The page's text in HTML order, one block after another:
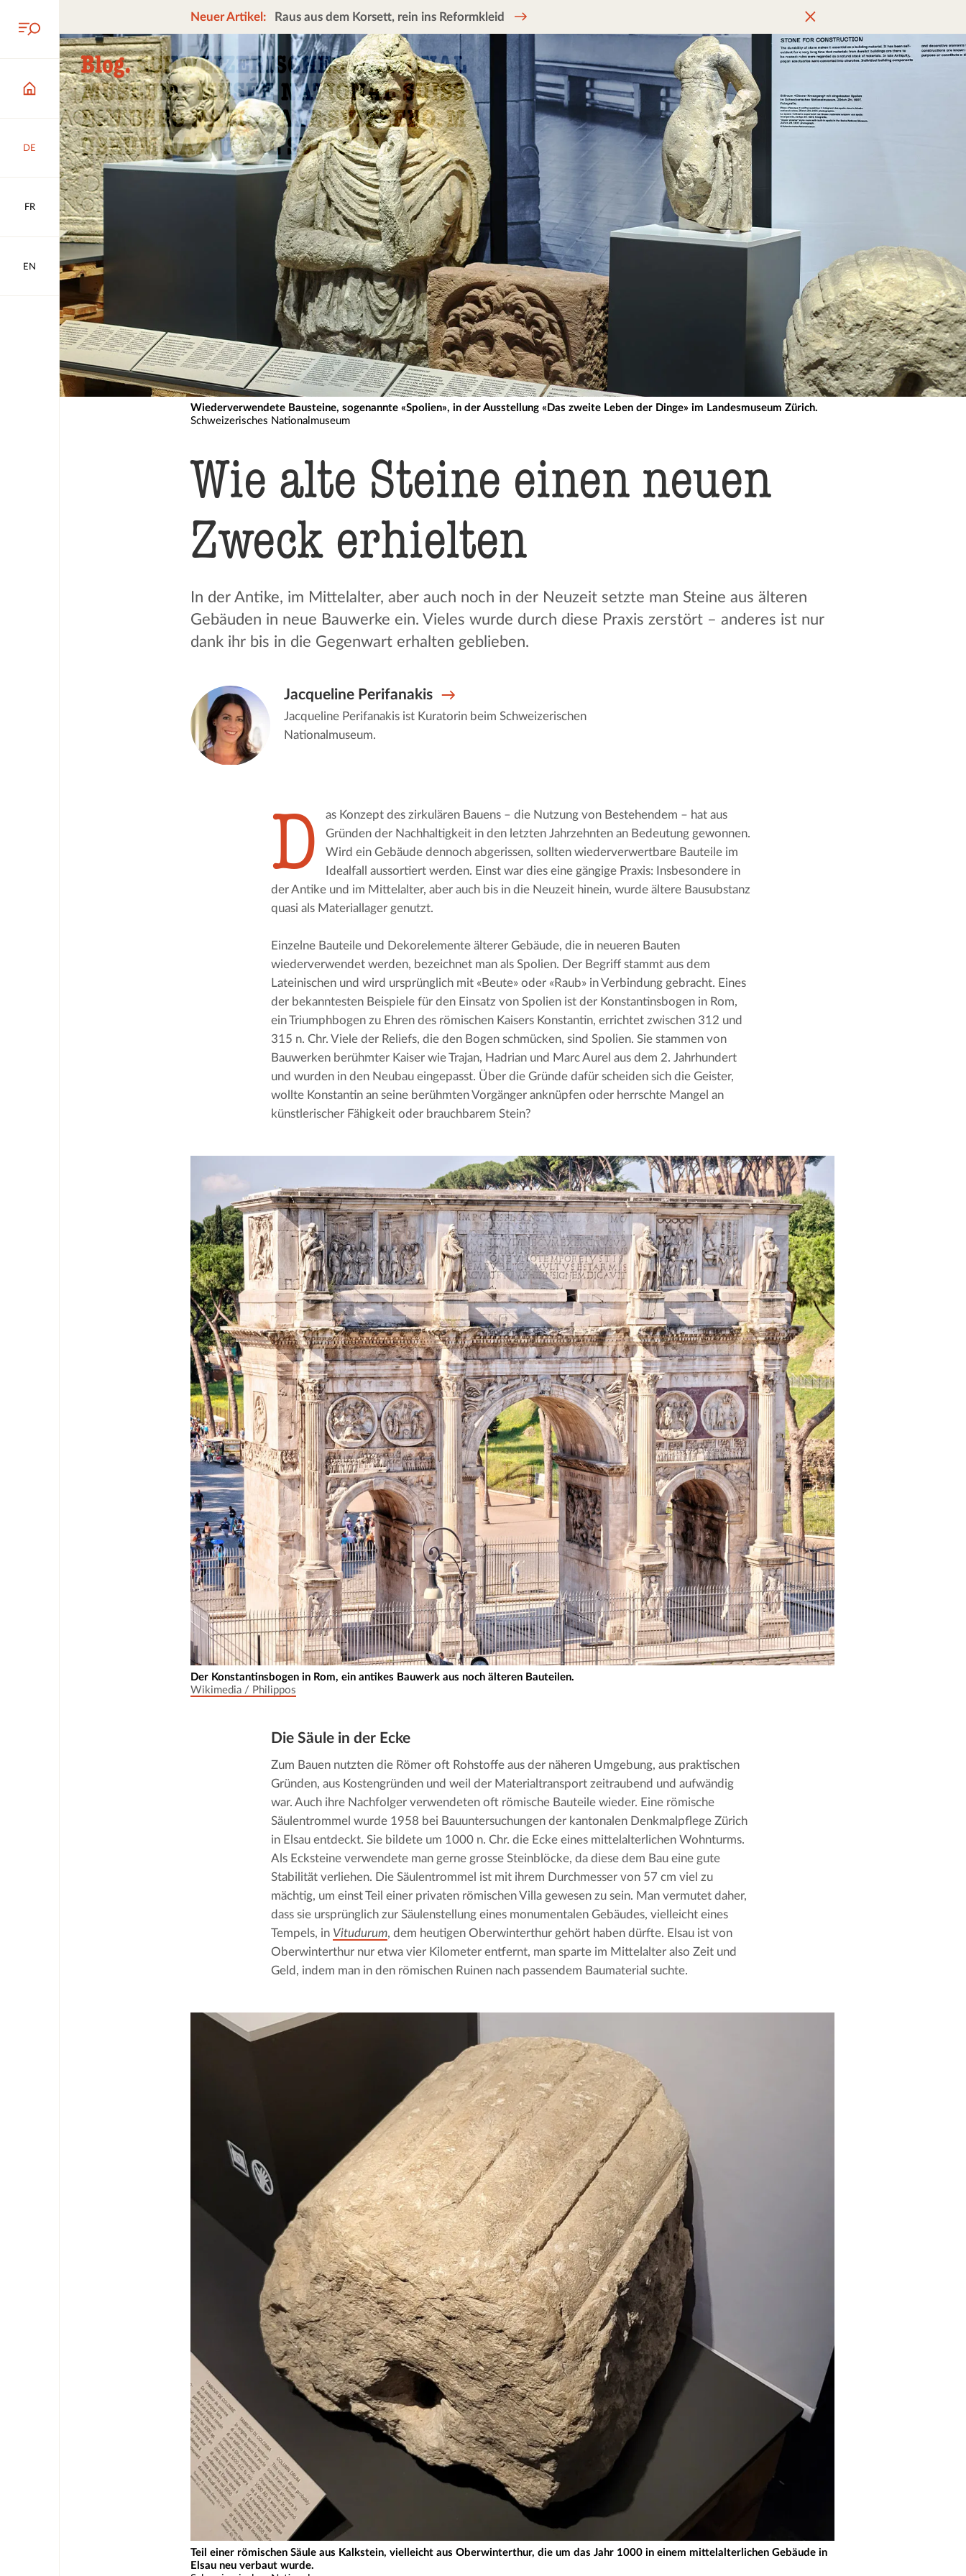
DE
FR
EN
Neuer Artikel: Raus aus dem Korsett, rein ins Reformkleid
Wiederverwendete Bausteine, sogenannte «Spolien», in der Ausstellung «Das zweite Leben der Dinge» im Landesmuseum Zürich.
Schweizerisches Nationalmuseum
Wie alte Steine einen neuen
Zweck erhielten
In der Antike, im Mittelalter, aber auch noch in der Neuzeit setzte man Steine aus älteren
Gebäuden in neue Bauwerke ein. Vieles wurde durch diese Praxis zerstört – anderes ist nur
dank ihr bis in die Gegenwart erhalten geblieben.
Jacqueline Perifanakis
Jacqueline Perifanakis ist Kuratorin beim Schweizerischen
Nationalmuseum.
D
as Konzept des zirkulären Bauens – die Nutzung von Bestehendem – hat aus
Gründen der Nachhaltigkeit in den letzten Jahrzehnten an Bedeutung gewonnen.
Wird ein Gebäude dennoch abgerissen, sollten wiederverwertbare Bauteile im
Idealfall aussortiert werden. Einst war dies eine gängige Praxis: Insbesondere in
der Antike und im Mittelalter, aber auch bis in die Neuzeit hinein, wurde ältere Bausubstanz
quasi als Materiallager genutzt.
Einzelne Bauteile und Dekorelemente älterer Gebäude, die in neueren Bauten
wiederverwendet werden, bezeichnet man als Spolien. Der Begriff stammt aus dem
Lateinischen und wird ursprünglich mit «Beute» oder «Raub» in Verbindung gebracht. Eines
der bekanntesten Beispiele für den Einsatz von Spolien ist der Konstantinsbogen in Rom,
ein Triumphbogen zu Ehren des römischen Kaisers Konstantin, errichtet zwischen 312 und
315 n. Chr. Viele der Reliefs, die den Bogen schmücken, sind Spolien. Sie stammen von
Bauwerken berühmter Kaiser wie Trajan, Hadrian und Marc Aurel aus dem 2. Jahrhundert
und wurden in den Neubau eingepasst. Über die Gründe dafür scheiden sich die Geister,
wollte Konstantin an seine berühmten Vorgänger anknüpfen oder herrschte Mangel an
künstlerischer Fähigkeit oder brauchbarem Stein?
Der Konstantinsbogen in Rom, ein antikes Bauwerk aus noch älteren Bauteilen.
Wikimedia / Philippos
Die Säule in der Ecke
Zum Bauen nutzten die Römer oft Rohstoffe aus der näheren Umgebung, aus praktischen
Gründen, aus Kostengründen und weil der Materialtransport zeitraubend und aufwändig
war. Auch ihre Nachfolger verwendeten oft römische Bauteile wieder. Eine römische
Säulentrommel wurde 1958 bei Bauuntersuchungen der kantonalen Denkmalpflege Zürich
in Elsau entdeckt. Sie bildete um 1000 n. Chr. die Ecke eines mittelalterlichen Wohnturms.
Als Ecksteine verwendete man gerne grosse Steinblöcke, da diese dem Bau eine gute
Stabilität verliehen. Die Säulentrommel ist mit ihrem Durchmesser von 57 cm viel zu
mächtig, um einst Teil einer privaten römischen Villa gewesen zu sein. Man vermutet daher,
dass sie ursprünglich zur Säulenstellung eines monumentalen Gebäudes, vielleicht eines
Tempels, in Vitudurum, dem heutigen Oberwinterthur gehört haben dürfte. Elsau ist von
Oberwinterthur nur etwa vier Kilometer entfernt, man sparte im Mittelalter also Zeit und
Geld, indem man in den römischen Ruinen nach passendem Baumaterial suchte.
Teil einer römischen Säule aus Kalkstein, vielleicht aus Oberwinterthur, die um das Jahr 1000 in einem mittelalterlichen Gebäude in
Elsau neu verbaut wurde.